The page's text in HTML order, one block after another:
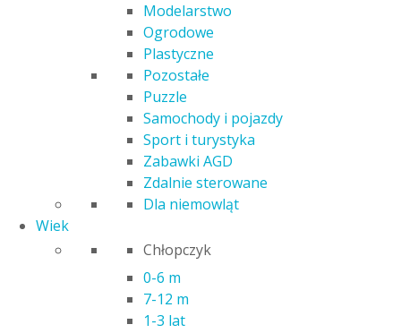
Modelarstwo
Ogrodowe
Plastyczne
Pozostałe
Puzzle
Samochody i pojazdy
Sport i turystyka
Zabawki AGD
Zdalnie sterowane
Dla niemowląt
Wiek
Chłopczyk
0-6 m
7-12 m
1-3 lat
Poprzednia najniższa cena:280,00
Kod produktu: 24912
Czas realizacji zamówienia: 24h
Lalki i akcesoria
Samochody i pojazdy
Informacje dodatkowe
Zapraszamy na lunch. Czas na wyśmienitą zabawę z
Foodtruckiem Barbie. Jeśli uwielbiasz przygotowywanie
pysznych posiłków i obsługę klientów, możesz zostać
właścicielem własnego foodtrucka. Pojazd ma ponad 45 cm